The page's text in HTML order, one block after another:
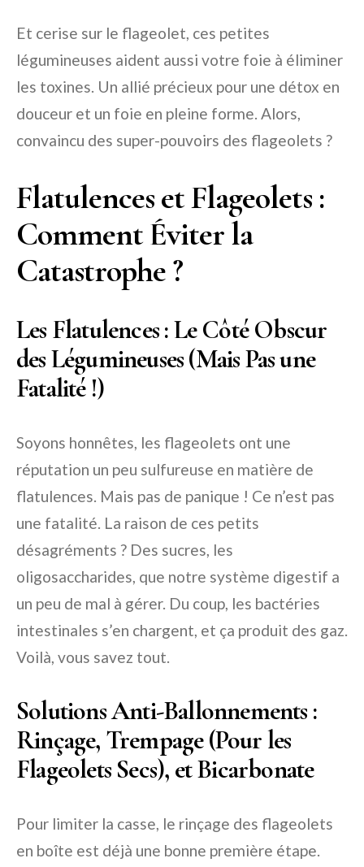
Et cerise sur le flageolet, ces petites
légumineuses aident aussi votre foie à éliminer
les toxines. Un allié précieux pour une détox en
douceur et un foie en pleine forme. Alors,
convaincu des super-pouvoirs des flageolets ?
Flatulences et Flageolets :
Comment Éviter la
Catastrophe ?
Les Flatulences : Le Côté Obscur
des Légumineuses (Mais Pas une
Fatalité !)
Soyons honnêtes, les flageolets ont une
réputation un peu sulfureuse en matière de
flatulences. Mais pas de panique ! Ce n’est pas
une fatalité. La raison de ces petits
désagréments ? Des sucres, les
oligosaccharides, que notre système digestif a
un peu de mal à gérer. Du coup, les bactéries
intestinales s’en chargent, et ça produit des gaz.
Voilà, vous savez tout.
Solutions Anti-Ballonnements :
Rinçage, Trempage (Pour les
Flageolets Secs), et Bicarbonate
Pour limiter la casse, le rinçage des flageolets
en boîte est déjà une bonne première étape.